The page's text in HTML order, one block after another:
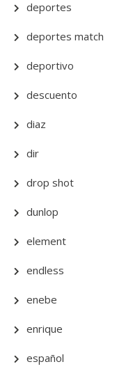
deportes
deportes match
deportivo
descuento
diaz
dir
drop shot
dunlop
element
endless
enebe
enrique
español